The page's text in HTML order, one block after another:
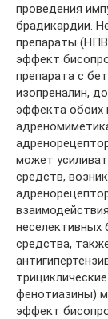
проведения
брадикардии.
препараты
эффект
препарата с
изопреналин,
эффекта обоих
может
средств,
неселективных
средства,
фенотиазины)
эффект